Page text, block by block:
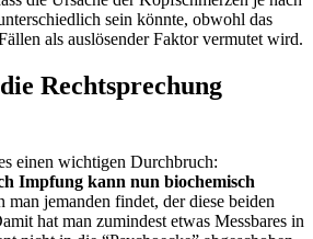
sein könnte, obwohl das
als auslösender Faktor vermutet wird.
Rechtsprechung
einen wichtigen Durchbruch:
Impfung kann nun biochemisch
man jemanden findet, der diese beiden
hat man zumindest etwas Messbares in